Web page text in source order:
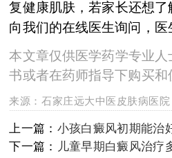
复健康肌肤，若家长还想
向我们的在线医生询问，医
本文章仅供医学药学专业
书或者在药师指导下购买和
来源：石家庄远大中医皮肤病医院
上一篇： 小孩白癜风初期能治
下一篇： 儿童早期白癜风治疗